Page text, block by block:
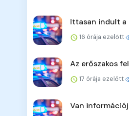
Ittasan indult a
16 órája ezelőtt
Az erőszakos
17 órája ezelőtt
Van